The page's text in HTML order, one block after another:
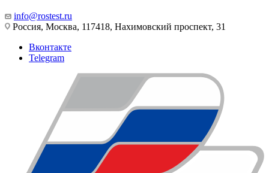
info@rostest.ru
Россия, Москва, 117418, Нахимовский проспект, 31
Вконтакте
Telegram